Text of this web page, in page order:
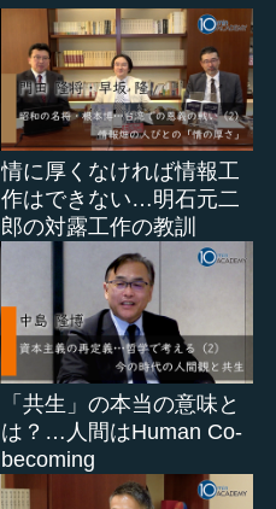
情に厚くなければ情報工
作はできない…明石元二
郎の対露工作の教訓
「共生」の本当の意味と
は？…人間はHuman Co-
becoming